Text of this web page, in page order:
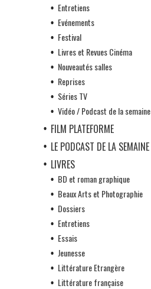
Entretiens
Evénements
Festival
Livres et Revues Cinéma
Nouveautés salles
Reprises
Séries TV
Vidéo / Podcast de la semaine
FILM PLATEFORME
LE PODCAST DE LA SEMAINE
LIVRES
BD et roman graphique
Beaux Arts et Photographie
Dossiers
Entretiens
Essais
Jeunesse
Littérature Etrangère
Littérature française